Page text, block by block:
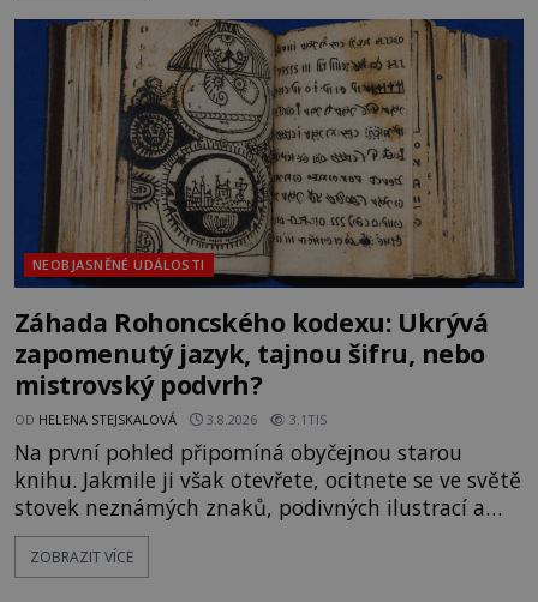
na legendě něco pravdy, nebo jde jen o fascinující
souhru okolností? Když antropolog Michail
Gerasimov (1907-1970) a
NEOBJASNĚNÉ UDÁLOSTI
Záhada Rohoncského kodexu: Ukrývá
zapomenutý jazyk, tajnou šifru, nebo
mistrovský podvrh?
OD HELENA STEJSKALOVÁ 3.8.2026 3.1TIS
Na první pohled připomíná obyčejnou starou
knihu. Jakmile ji však otevřete, ocitnete se ve světě
stovek neznámých znaků, podivných ilustrací a
textu, který už téměř dvě století vzdoruje všem
pokusům o rozluštění. Rohoncský kodex patří mezi
ZOBRAZIT VÍCE